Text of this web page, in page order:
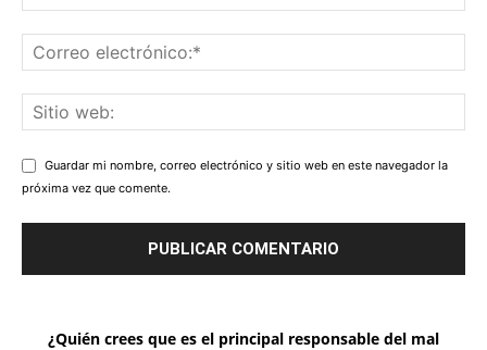
Guardar mi nombre, correo electrónico y sitio web en este navegador la
próxima vez que comente.
¿Quién crees que es el principal responsable del mal